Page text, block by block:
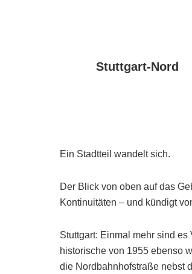
Stuttgart-Nord
Ein Stadtteil wandelt sich.
Der Blick von oben auf das
Kontinuitäten – und kündigt
Stuttgart: Einmal mehr sind
historische von 1955 ebenso
die Nordbahnhofstraße nebst